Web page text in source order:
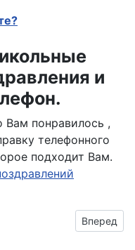
и
понравилось ,
телефонного
подходит Вам.
новогодним символом
Вперед